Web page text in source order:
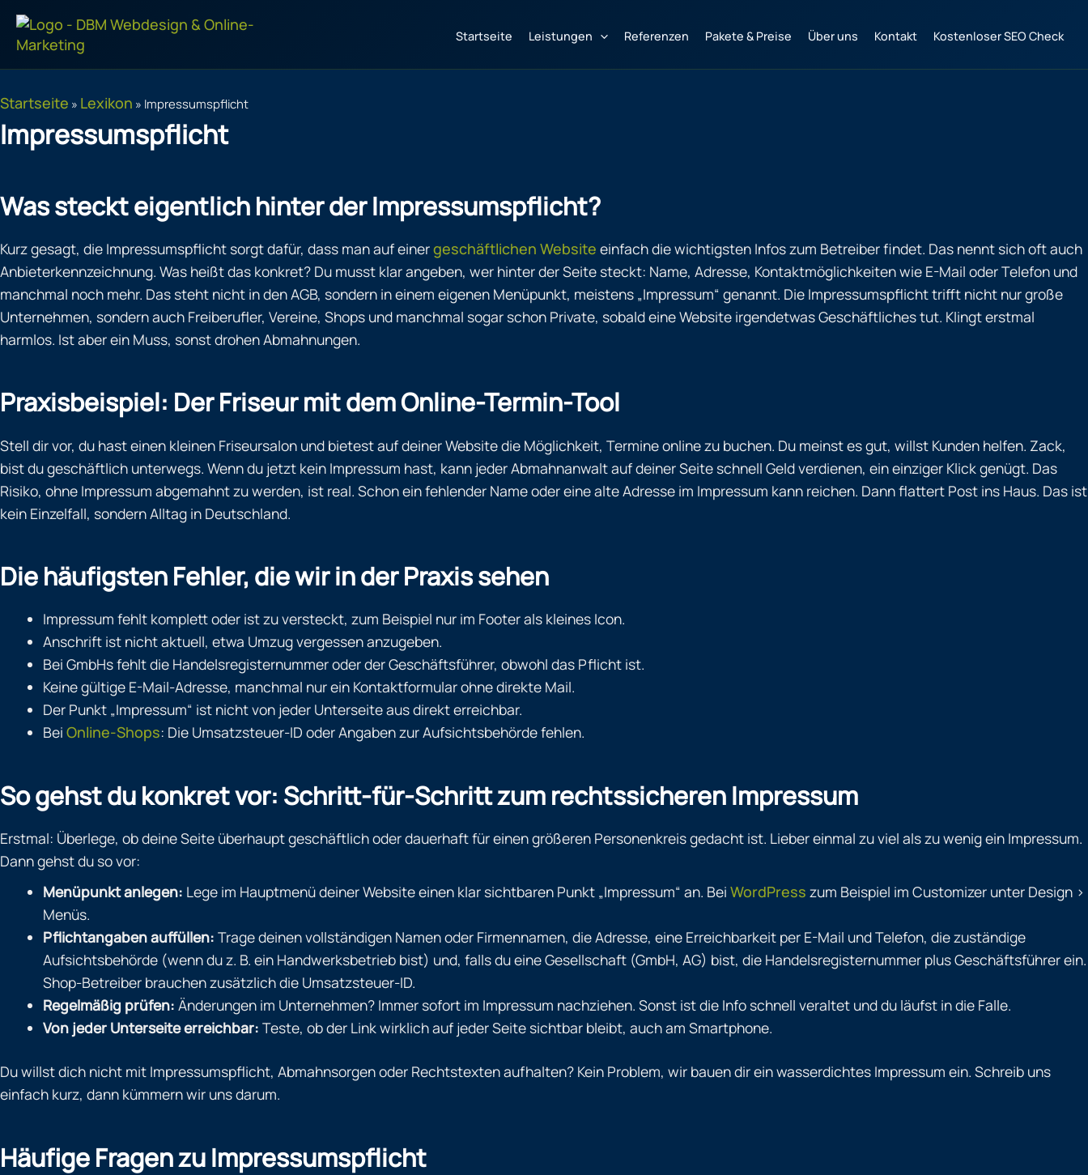
Inhalt
springen
Startseite Leistungen Referenzen Pakete & Preise Über uns Kontakt Kostenloser SEO Check
Startseite » Lexikon » Impressumspflicht
Impressumspflicht
Was steckt eigentlich hinter der Impressumspflicht?
Kurz gesagt, die Impressumspflicht sorgt dafür, dass man auf einergeschäftlichen Website einfach die wichtigsten Infos zum Betreiber findet. Das nennt sich oft auch
Anbieterkennzeichnung. Was heißt das konkret? Du musst klar angeben, wer hinter der Seite steckt: Name, Adresse, Kontaktmöglichkeiten wie E-Mail oder Telefon und
manchmal noch mehr. Das steht nicht in den AGB, sondern in einem eigenen Menüpunkt, meistens „Impressum“ genannt. Die Impressumspflicht trifft nicht nur große
Unternehmen, sondern auch Freiberufler, Vereine, Shops und manchmal sogar schon Private, sobald eine Website irgendetwas Geschäftliches tut. Klingt erstmal
harmlos. Ist aber ein Muss, sonst drohen Abmahnungen.
Praxisbeispiel: Der Friseur mit dem Online-Termin-Tool
Stell dir vor, du hast einen kleinen Friseursalon und bietest auf deiner Website die Möglichkeit, Termine online zu buchen. Du meinst es gut, willst Kunden helfen. Zack,
bist du geschäftlich unterwegs. Wenn du jetzt kein Impressum hast, kann jeder Abmahnanwalt auf deiner Seite schnell Geld verdienen, ein einziger Klick genügt. Das
Risiko, ohne Impressum abgemahnt zu werden, ist real. Schon ein fehlender Name oder eine alte Adresse im Impressum kann reichen. Dann flattert Post ins Haus. Das ist
kein Einzelfall, sondern Alltag in Deutschland.
Die häufigsten Fehler, die wir in der Praxis sehen
Impressum fehlt komplett oder ist zu versteckt, zum Beispiel nur im Footer als kleines Icon.
Anschrift ist nicht aktuell, etwa Umzug vergessen anzugeben.
Bei GmbHs fehlt die Handelsregisternummer oder der Geschäftsführer, obwohl das Pflicht ist.
Keine gültige E-Mail-Adresse, manchmal nur ein Kontaktformular ohne direkte Mail.
Der Punkt „Impressum“ ist nicht von jeder Unterseite aus direkt erreichbar.
Bei Online-Shops: Die Umsatzsteuer-ID oder Angaben zur Aufsichtsbehörde fehlen.
So gehst du konkret vor: Schritt-für-Schritt zum rechtssicheren Impressum
Erstmal: Überlege, ob deine Seite überhaupt geschäftlich oder dauerhaft für einen größeren Personenkreis gedacht ist. Lieber einmal zu viel als zu wenig ein Impressum.
Dann gehst du so vor:
Menüpunkt anlegen: Lege im Hauptmenü deiner Website einen klar sichtbaren Punkt „Impressum“ an. Bei WordPress zum Beispiel im Customizer unter Design >
Menüs.
Pflichtangaben auffüllen: Trage deinen vollständigen Namen oder Firmennamen, die Adresse, eine Erreichbarkeit per E-Mail und Telefon, die zuständige
Aufsichtsbehörde (wenn du z. B. ein Handwerksbetrieb bist) und, falls du eine Gesellschaft (GmbH, AG) bist, die Handelsregisternummer plus Geschäftsführer ein.
Shop-Betreiber brauchen zusätzlich die Umsatzsteuer-ID.
Regelmäßig prüfen: Änderungen im Unternehmen? Immer sofort im Impressum nachziehen. Sonst ist die Info schnell veraltet und du läufst in die Falle.
Von jeder Unterseite erreichbar: Teste, ob der Link wirklich auf jeder Seite sichtbar bleibt, auch am Smartphone.
Du willst dich nicht mit Impressumspflicht, Abmahnsorgen oder Rechtstexten aufhalten? Kein Problem, wir bauen dir ein wasserdichtes Impressum ein. Schreib uns
einfach kurz, dann kümmern wir uns darum.
Häufige Fragen zu Impressumspflicht